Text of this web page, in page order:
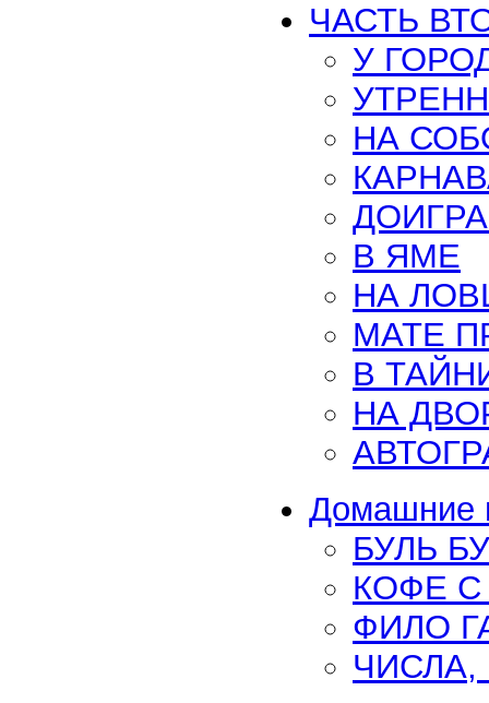
ЧАСТЬ
У
НА
В ЯМЕ
НА
MATE
В
НА
Домашние
БУЛЬ
КОФЕ
ФИЛО